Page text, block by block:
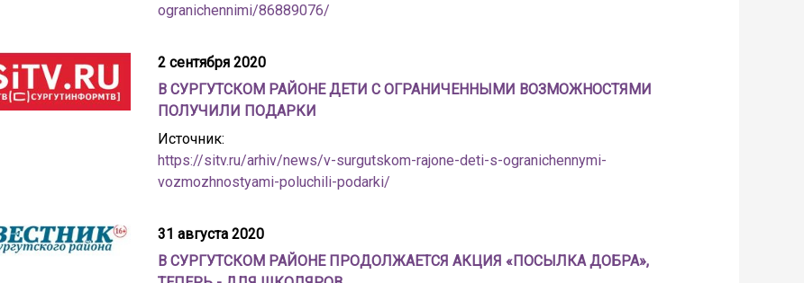
ogranichennimi/86889076/
2 сентября 2020
В СУРГУТСКОМ РАЙОНЕ ДЕТИ С ОГРАНИЧЕННЫМИ ВОЗМОЖНОСТЯМИ
ПОЛУЧИЛИ ПОДАРКИ
Источник:
https://sitv.ru/arhiv/news/v-surgutskom-rajone-deti-s-ogranichennymi-
vozmozhnostyami-poluchili-podarki/
31 августа 2020
В СУРГУТСКОМ РАЙОНЕ ПРОДОЛЖАЕТСЯ АКЦИЯ «ПОСЫЛКА ДОБРА»,